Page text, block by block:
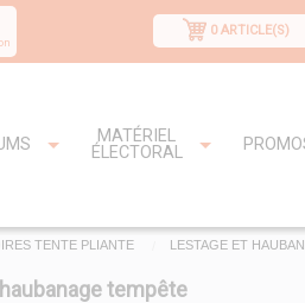
0 ARTICLE(S)
MATÉRIEL
ÉLECTORAL
TENTE PLIANTE LESTAGE ET
tempête